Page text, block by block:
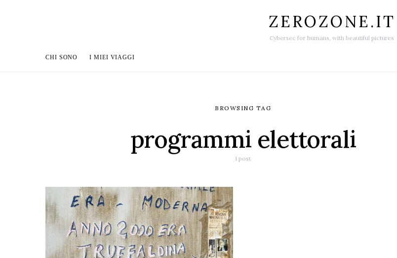
ZEROZONE.IT
Cybersec for humans, with beautiful pictures
CHI SONO I MIEI VIAGGI
BROWSING TAG
programmi elettorali
1 post